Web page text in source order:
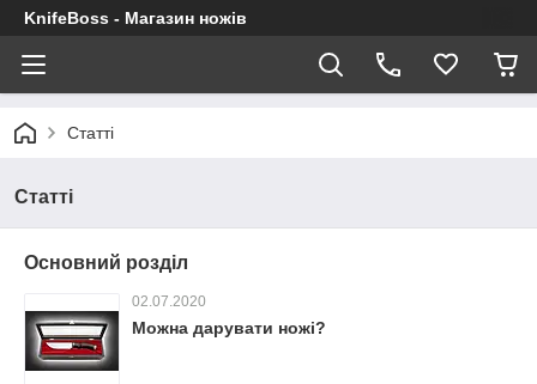
KnifeBoss - Магазин ножів
Статті
Статті
Основний розділ
02.07.2020
Можна дарувати ножі?